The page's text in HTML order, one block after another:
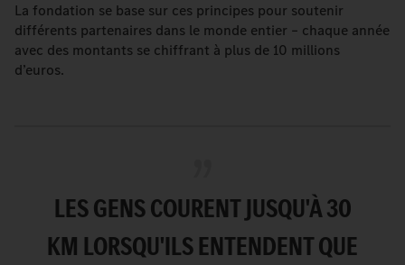
La fondation se base sur ces principes pour soutenir
différents partenaires dans le monde entier – chaque année
avec des montants se chiffrant à plus de 10 millions
d’euros.
LES GENS COURENT JUSQU'À 30
KM LORSQU'ILS ENTENDENT QUE